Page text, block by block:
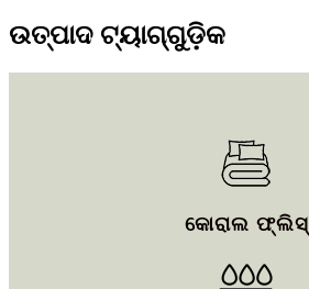
ଉତ୍ପାଦ ଟ୍ୟାଗ୍‌ଗୁଡ଼ିକ
କୋରାଲ ଫ୍ଲିସ୍